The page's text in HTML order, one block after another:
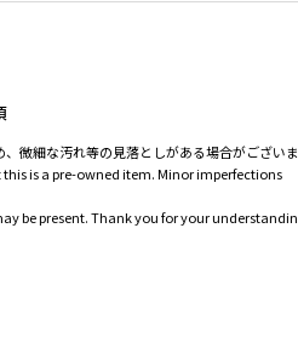
、微細な汚れ等の見落としがある場合がござい
this is a pre-owned item. Minor imperfections
be present. Thank you for your